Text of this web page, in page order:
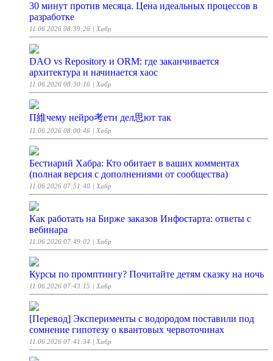
30 минут против месяца. Цена идеальных процессов в
разработке
11.06.2026 08:39:26 | Хабр
DAO vs Repository и ORM: где заканчивается
архитектура и начинается хаос
11.06.2026 08:30:16 | Хабр
П維чему нейро考ети дел思ют так
11.06.2026 08:00:46 | Хабр
Бестиарий Хабра: Кто обитает в ваших комментах
(полная версия с дополнениями от сообщества)
11.06.2026 07:51:40 | Хабр
Как работать на Бирже заказов Инфостарта: ответы с
вебинара
11.06.2026 07:49:02 | Хабр
Курсы по промптингу? Почитайте детям сказку на ночь
11.06.2026 07:43:15 | Хабр
[Перевод] Эксперименты с водородом поставили под
сомнение гипотезу о квантовых червоточинах
11.06.2026 07:41:34 | Хабр